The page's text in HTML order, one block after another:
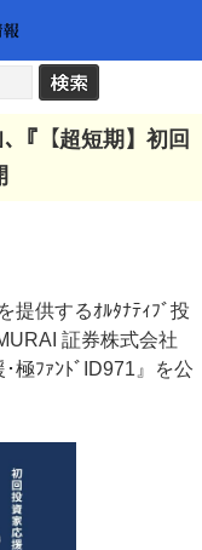
､『【超短期】初回
提供するｵﾙﾀﾅﾃｨﾌﾞ投
証券株式会社
極ﾌｧﾝﾄﾞID971』を公